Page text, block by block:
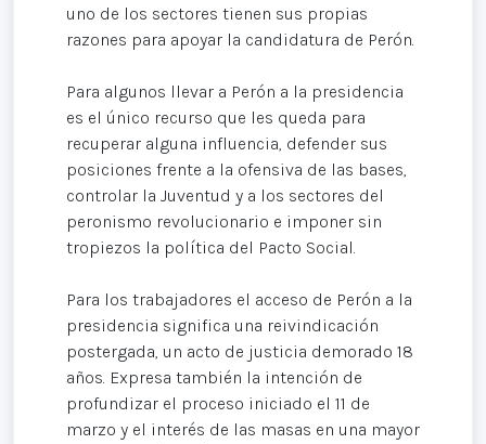
uno de los sectores tienen sus propias
razones para apoyar la candidatura de Perón.
Para algunos llevar a Perón a la presidencia
es el único recurso que les queda para
recuperar alguna influencia, defender sus
posiciones frente a la ofensiva de las bases,
controlar la Juventud y a los sectores del
peronismo revolucionario e imponer sin
tropiezos la política del Pacto Social.
Para los trabajadores el acceso de Perón a la
presidencia significa una reivindicación
postergada, un acto de justicia demorado 18
años. Expresa también la intención de
profundizar el proceso iniciado el 11 de
marzo y el interés de las masas en una mayor